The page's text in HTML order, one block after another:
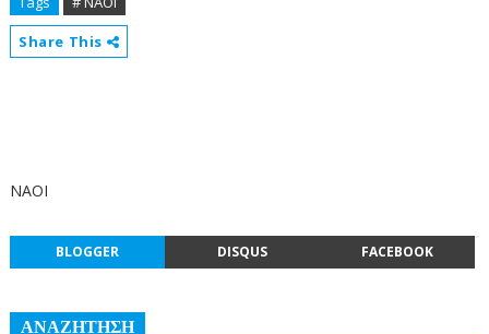
Share This
ΝΑΟΙ
BLOGGER DISQUS FACEBOOK
ΑΝΑΖΗΤΗΣΗ